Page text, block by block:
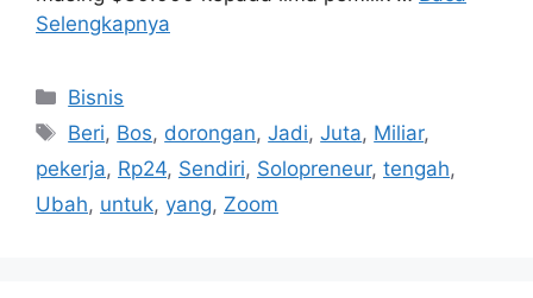
senilai $26 miliar ini pada lagi ngasih masing-
Kategori
Bisnis
Tag
Beri, Bos,dorongan ,Jadi,Juta,Miliar,
pekerja,Rp24 ,Sendiri,Solopreneur